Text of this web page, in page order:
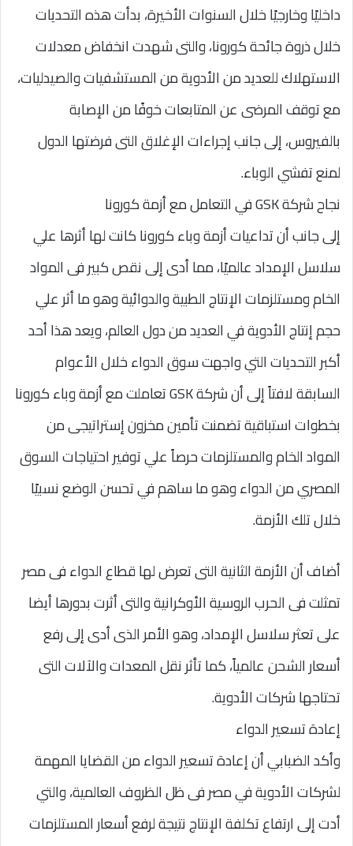
داخليًا وخارجيًا خلال السنوات الأخيرة، بدأت هذه التحديات
خلال ذروة جائحة كورونا، والتى شهدت انخفاض معدلات
الاستهلاك للعديد من الأدوية من المستشفيات والصيدليات،
مع توقف المرضى عن المتابعات خوفًا من الإصابة
بالفيروس، إلى جانب إجراءات الإغلاق التى فرضتها الدول
لمنع تفشي الوباء.
نجاح شركة GSK في التعامل مع أزمة كورونا
إلى جانب أن تداعيات أزمة وباء كورونا كانت لها أثرها علي
سلاسل الإمداد عالميًا، مما أدى إلى نقص كبير فى المواد
الخام ومستلزمات الإنتاج الطبية والدوائية وهو ما أثر علي
حجم إنتاج الأدوية في العديد من دول العالم، ويعد هذا أحد
أكبر التحديات التي واجهت سوق الدواء خلال الأعوام
السابقة لافتاً إلى أن شركة GSK تعاملت مع أزمة وباء كورونا
بخطوات استباقية تضمنت تأمين مخزون إستراتيجى من
المواد الخام والمستلزمات حرصاً علي توفير احتياجات السوق
المصري من الدواء وهو ما ساهم في تحسن الوضع نسبيًا
خلال تلك الأزمة.
أضاف أن الأزمة الثانية التى تعرض لها قطاع الدواء فى مصر
تمثلت فى الحرب الروسية الأوكرانية والتى أثرت بدورها أيضا
على تعثر سلاسل الإمداد، وهو الأمر الذى أدى إلى رفع
أسعار الشحن عالمياً، كما تأثر نقل المعدات والآلات التى
تحتاجها شركات الأدوية.
إعادة تسعير الدواء
وأكد الضبابي أن إعادة تسعير الدواء من القضايا المهمة
لشركات الأدوية في مصر فى ظل الظروف العالمية، والتي
أدت إلى ارتفاع تكلفة الإنتاج نتيجة لرفع أسعار المستلزمات